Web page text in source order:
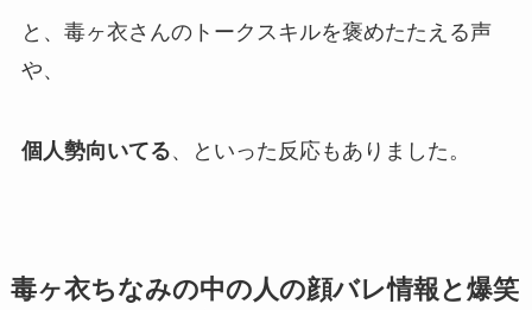
と、毒ヶ衣さんのトークスキルを褒めたたえる声
や、
個人勢向いてる、といった反応もありました。
毒ヶ衣ちなみの中の人の顔バレ情報と爆笑